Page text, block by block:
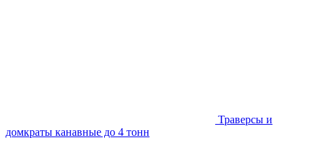
Траверсы и
домкраты канавные до 4 тонн